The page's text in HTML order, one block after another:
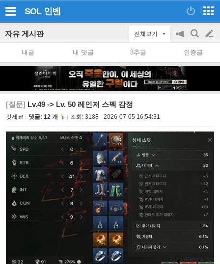
SOL 인벤
자유 게시판 전체보기
공
on/off
검
색
글
쓰
내글 내 댓글 3추글 인증글
[질문] Lv.49 -> Lv. 50 레인저 스펙 감정
갓세쿄 댓글: 12 개 조회: 3188 2026-07-05 16:54:31